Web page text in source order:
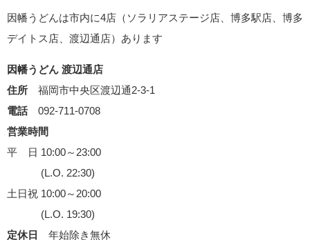
因幡うどんは市内に4店（ソラリアステージ店、博多駅店、博多
デイトス店、渡辺通店）あります
因幡うどん 渡辺通店
住所 福岡市中央区渡辺通2-3-1
電話092-711-0708
営業時間
平 日 10:00～23:00
(L.O. 22:30)
土日祝 10:00～20:00
(L.O. 19:30)
定休日
年始除き無休